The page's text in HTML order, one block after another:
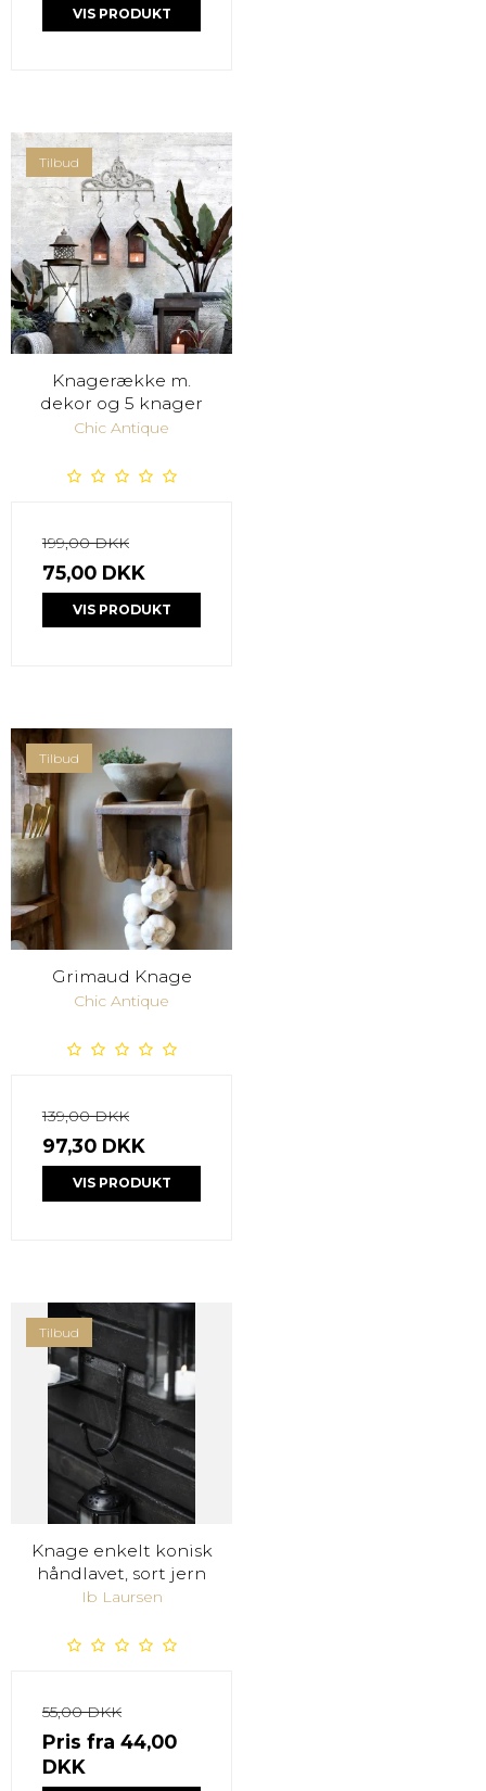
VIS PRODUKT
Tilbud
Knagerække m.
dekor og 5 knager
Chic Antique
199,00 DKK
75,00 DKK
VIS PRODUKT
Tilbud
Grimaud Knage
Chic Antique
139,00 DKK
97,30 DKK
VIS PRODUKT
Tilbud
Knage enkelt konisk
håndlavet, sort jern
Ib Laursen
55,00 DKK
Pris fra 44,00
DKK